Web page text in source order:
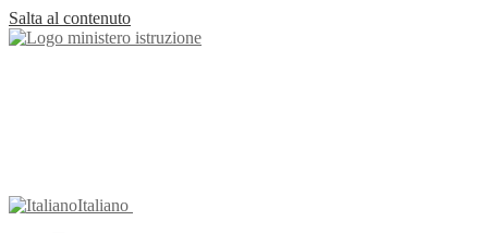
Salta al contenuto
Italiano